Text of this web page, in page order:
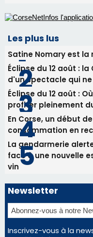
profiter pleinement
consommation en
La gendarmerie
face à une nouvelle
vin
Newsletter
Inscrivez-vous à la
email les infos les
nos meilleurs articles
Régie publicitaire